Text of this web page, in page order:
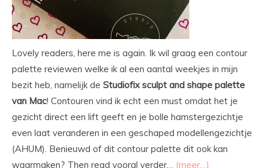
Lovely readers, here me is again. Ik wil graag een contour
palette reviewen welke ik al een aantal weekjes in mijn
bezit heb, namelijk de Studiofix sculpt and shape palette
van Mac! Contouren vind ik echt een must omdat het je
gezicht direct een lift geeft en je bolle hamstergezichtje
even laat veranderen in een geschaped modellengezichtje
(AHUM). Benieuwd of dit contour palette dit ook kan
waarmaken? Then read vooral verder… (meer…)